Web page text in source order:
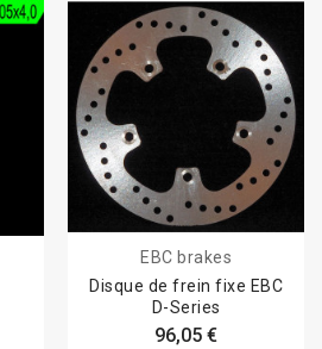
EBC brakes
Disque de frein fixe EBC
D-Series
96,05 €